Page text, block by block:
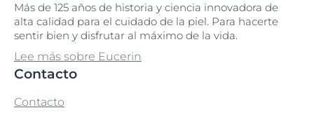
Más de 125 años de historia y ciencia innovadora de
alta calidad para el cuidado de la piel. Para hacerte
sentir bien y disfrutar al máximo de la vida.
Lee más sobre Eucerin
Contacto
Contacto